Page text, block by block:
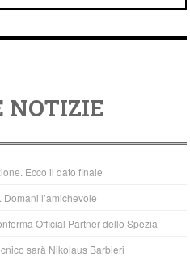
NOTIZIE
Ecco il dato finale
l’amichevole
Official Partner dello Spezia
sarà Nikolaus Barbieri